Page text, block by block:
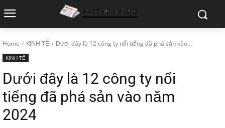
Home KINH TẾ Dưới đây là 12 công ty nổi tiếng đã phá sản vào...
KINH TẾ
Dưới đây là 12 công ty nổi
tiếng đã phá sản vào năm
2024